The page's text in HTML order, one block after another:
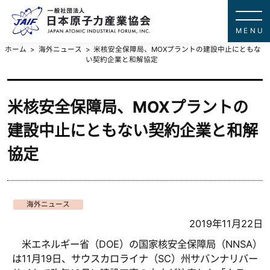
ホーム 海外ニュース
米核安全保障局、MOXプラントの建設中止にともな
い契約企業と和解協定
米核安全保障局、MOXプラントの
建設中止にともない契約企業と和解
協定
海外ニュース
2019年11月22日
米エネルギー省（DOE）の国家核安全保障局（NNSA）
は11月19日、サウスカロライナ（SC）州サバンナリバー